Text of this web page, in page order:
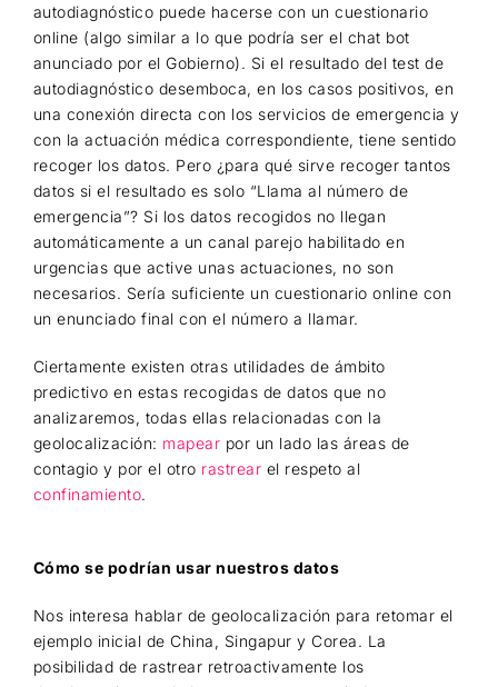
autodiagnóstico puede hacerse con un cuestionario
online (algo similar a lo que podría ser el chat bot
anunciado por el Gobierno). Si el resultado del test de
autodiagnóstico desemboca, en los casos positivos, en
una conexión directa con los servicios de emergencia y
con la actuación médica correspondiente, tiene sentido
recoger los datos. Pero ¿para qué sirve recoger tantos
datos si el resultado es solo “Llama al número de
emergencia”? Si los datos recogidos no llegan
automáticamente a un canal parejo habilitado en
urgencias que active unas actuaciones, no son
necesarios. Sería suficiente un cuestionario online con
un enunciado final con el número a llamar.
Ciertamente existen otras utilidades de ámbito
predictivo en estas recogidas de datos que no
analizaremos, todas ellas relacionadas con la
geolocalización: mapear por un lado las áreas de
contagio y por el otro rastrear el respeto al
confinamiento.
Cómo se podrían usar nuestros datos
Nos interesa hablar de geolocalización para retomar el
ejemplo inicial de China, Singapur y Corea. La
posibilidad de rastrear retroactivamente los